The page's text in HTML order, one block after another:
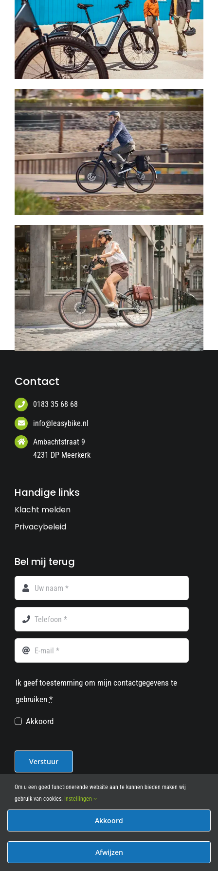
Contact
0183 35 68 68
info@leasybike.nl
Ambachtstraat 9
4231 DP Meerkerk
Handige links
Klacht melden
Privacybeleid
Bel mij terug
Ik geef toestemming om mijn contactgegevens te
gebruiken *
Akkoord
Verstuur
© 2012 - 2026• Leasy Bike • All Rights Reserved • powered
Om u een goed functionerende website aan te kunnen bieden maken wij
gebruik van cookies. Instellingen
Akkoord
Afwijzen